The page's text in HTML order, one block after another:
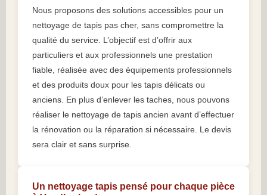
Nous proposons des solutions accessibles pour un
nettoyage de tapis pas cher, sans compromettre la
qualité du service. L’objectif est d’offrir aux
particuliers et aux professionnels une prestation
fiable, réalisée avec des équipements professionnels
et des produits doux pour les tapis délicats ou
anciens. En plus d’enlever les taches, nous pouvons
réaliser le nettoyage de tapis ancien avant d’effectuer
la rénovation ou la réparation si nécessaire. Le devis
sera clair et sans surprise.
Un nettoyage tapis pensé pour chaque pièce